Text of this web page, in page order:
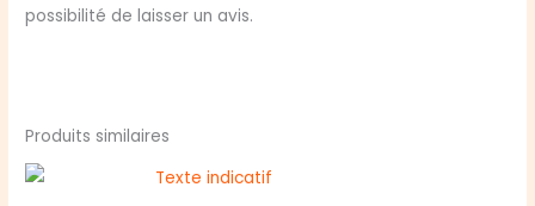
possibilité de laisser un avis.
Produits similaires